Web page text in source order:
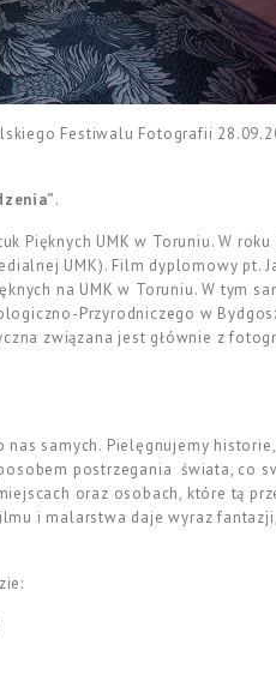
Festiwalu Fotografii
.
Pięknych UMK w Toruniu. W
UMK). Film dyplomowy pt.
na UMK w Toruniu. W tym
Przyrodniczego w
związana jest głównie z
samych. Pielęgnujemy
postrzegania świata, co
oraz osobach, które tą
i malarstwa daje wyraz